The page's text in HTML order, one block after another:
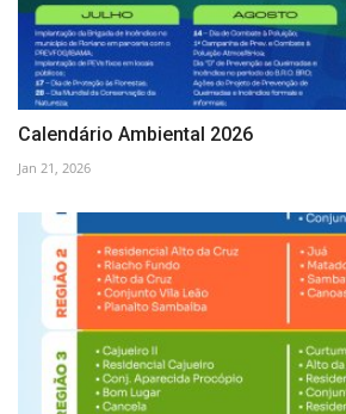
Calendário Ambiental 2026
Jan 21, 2026